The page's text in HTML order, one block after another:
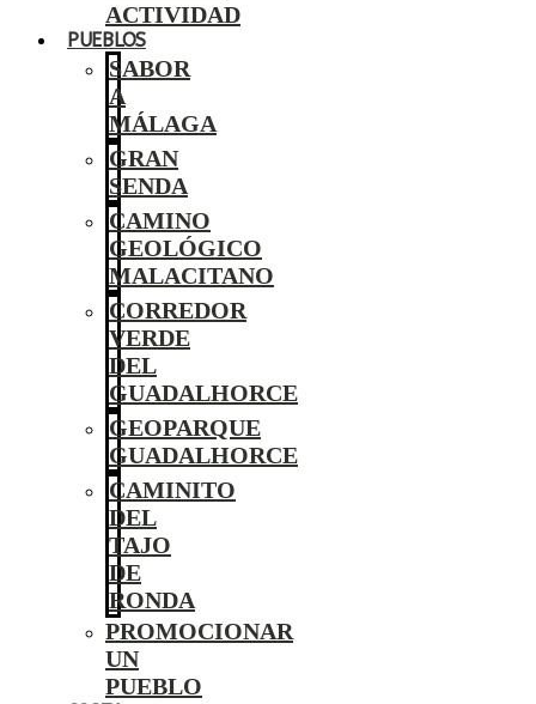
ACTIVIDAD
PUEBLOS
SABOR
A
MÁLAGA
GRAN
SENDA
CAMINO
GEOLÓGICO
MALACITANO
CORREDOR
VERDE
DEL
GUADALHORCE
GEOPARQUE
GUADALHORCE
CAMINITO
DEL
TAJO
DE
RONDA
PROMOCIONAR
UN
PUEBLO